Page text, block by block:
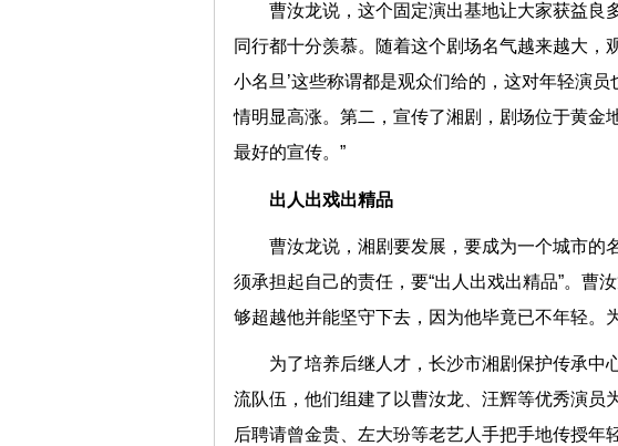
曹汝龙说，这个固定演出基地让大家获益良
同行都十分羡慕。随着这个剧场名气越来越大，
小名旦’这些称谓都是观众们给的，这对年轻演
情明显高涨。第二，宣传了湘剧，剧场位于黄金
最好的宣传。”
出人出戏出精品
曹汝龙说，湘剧要发展，要成为一个城市的
须承担起自己的责任，要“出人出戏出精品”。曹
够超越他并能坚守下去，因为他毕竟已不年轻。
为了培养后继人才，长沙市湘剧保护传承中
流队伍，他们组建了以曹汝龙、汪辉等优秀演员
后聘请曾金贵、左大玢等老艺人手把手地传授